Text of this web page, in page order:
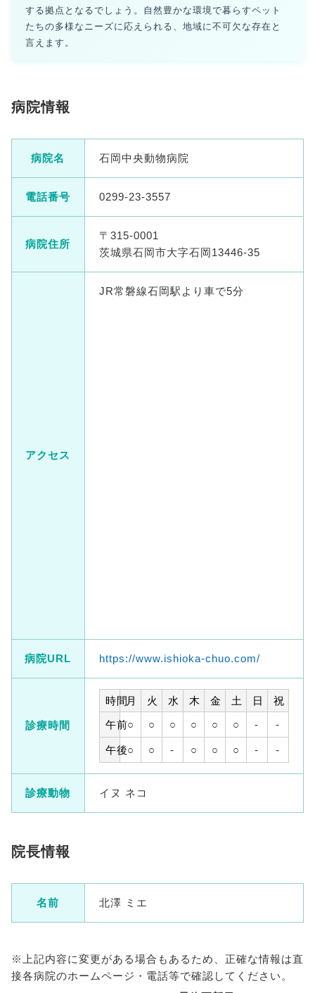
する拠点となるでしょう。自然豊かな環境で暮らすペット
たちの多様なニーズに応えられる、地域に不可欠な存在と
言えます。
病院情報
病院名 石岡中央動物病院
電話番号 0299-23-3557
病院住所
〒315-0001
茨城県石岡市大字石岡13446-35
アクセス
JR常磐線石岡駅より車で5分
病院URL https://www.ishioka-chuo.com/
診療時間
時間月 火 水 木 金 土 日
祝
午前○ ○ ○ ○ ○ ○ - -
午後○ ○ - ○ ○ ○ - -
診療動物 イヌ ネコ
院長情報
名前 北澤 ミエ
※上記内容に変更がある場合もあるため、正確な情報は直
接各病院のホームページ・電話等で確認してください。